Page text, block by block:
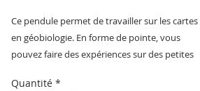
Ce pendule permet de travailler sur les cartes
en géobiologie. En forme de pointe, vous
pouvez faire des expériences sur des petites
Quantité *